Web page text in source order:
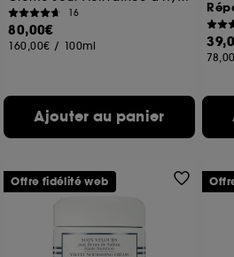
16
80,00€
160,00€ / 100ml
Ajouter au panier
Offre fidélité web